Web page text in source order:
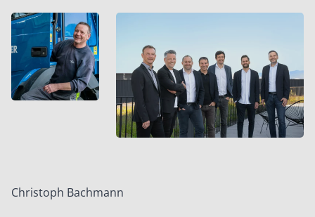
Christoph Bachmann